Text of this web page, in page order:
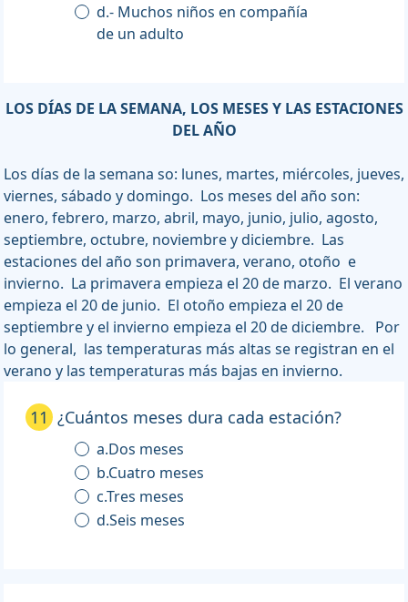
d.- Muchos niños en compañía
de un adulto
LOS DÍAS DE LA SEMANA, LOS MESES Y LAS ESTACIONES
DEL AÑO
Los días de la semana so: lunes, martes, miércoles, jueves,
viernes, sábado y domingo. Los meses del año son:
enero, febrero, marzo, abril, mayo, junio, julio, agosto,
septiembre, octubre, noviembre y diciembre. Las
estaciones del año son primavera, verano, otoño e
invierno. La primavera empieza el 20 de marzo. El verano
empieza el 20 de junio. El otoño empieza el 20 de
septiembre y el invierno empieza el 20 de diciembre. Por
lo general, las temperaturas más altas se registran en el
verano y las temperaturas más bajas en invierno.
11 ¿Cuántos meses dura cada estación?
a.Dos meses
b.Cuatro meses
c.Tres meses
d.Seis meses